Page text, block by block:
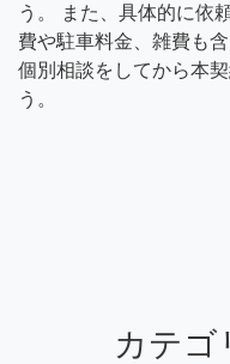
う。 また、具体的に依
費や駐車料金、雑費も
個別相談をしてから本
う。
カテゴ